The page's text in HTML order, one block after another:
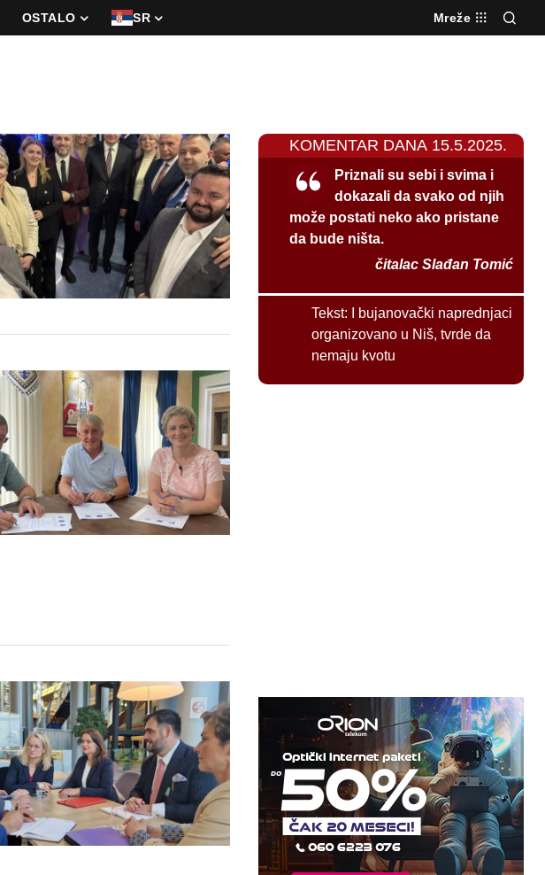
OSTALO SR Mreže
KOMENTAR DANA 15.5.2025.
Priznali su sebi i svima i
dokazali da svako od njih
može postati neko ako pristane
da bude ništa.
čitalac Slađan Tomić
Tekst:
I bujanovački naprednjaci
organizovano u Niš, tvrde da
nemaju kvotu